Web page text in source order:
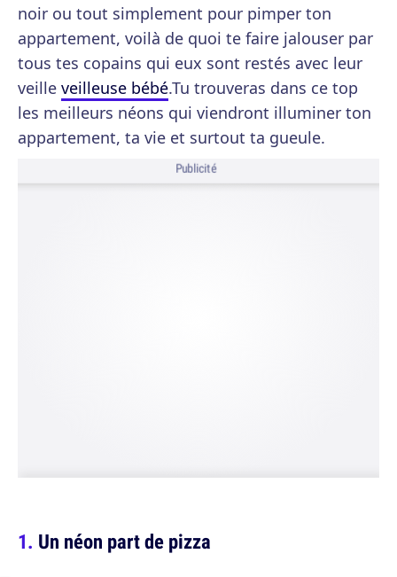
noir ou tout simplement pour pimper ton
appartement, voilà de quoi te faire jalouser par
tous tes copains qui eux sont restés avec leur
veille veilleuse bébé.Tu trouveras dans ce top
les meilleurs néons qui viendront illuminer ton
appartement, ta vie et surtout ta gueule.
Publicité
Un néon part de pizza